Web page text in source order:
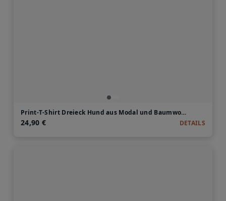
Print-T-Shirt Dreieck Hund aus Modal und Baumwolle
24,90 € DETAILS